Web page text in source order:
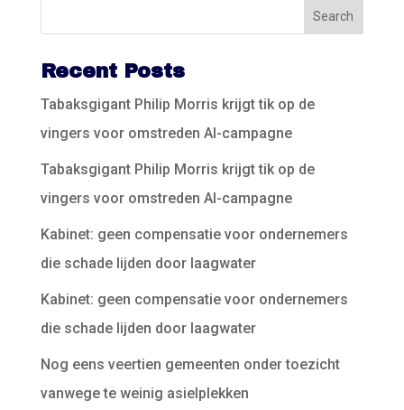
Recent Posts
Tabaksgigant Philip Morris krijgt tik op de
vingers voor omstreden AI-campagne
Tabaksgigant Philip Morris krijgt tik op de
vingers voor omstreden AI-campagne
Kabinet: geen compensatie voor ondernemers
die schade lijden door laagwater
Kabinet: geen compensatie voor ondernemers
die schade lijden door laagwater
Nog eens veertien gemeenten onder toezicht
vanwege te weinig asielplekken